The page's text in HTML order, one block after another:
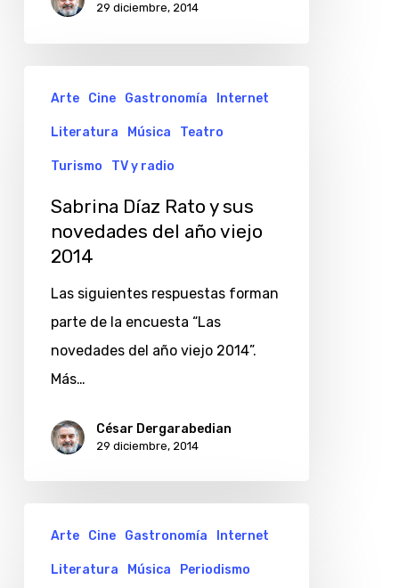
29 diciembre, 2014
Díaz
Rato
2014
Arte Cine Gastronomía Internet
Literatura Música Teatro
Turismo TV y radio
Sabrina Díaz Rato y sus
novedades del año viejo
2014
Las siguientes respuestas forman
parte de la encuesta “Las
novedades del año viejo 2014”.
Más…
César Dergarabedian
29 diciembre, 2014
Feldstein
Arte Cine Gastronomía Internet
Literatura Música Periodismo